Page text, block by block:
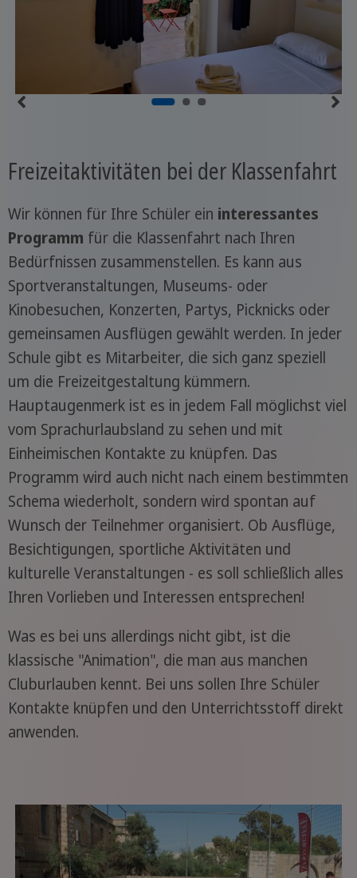
Freizeitaktivitäten bei der Klassenfahrt
Wir können für Ihre Schüler ein interessantes
Programm für die Klassenfahrt nach Ihren
Bedürfnissen zusammenstellen. Es kann aus
Sportveranstaltungen, Museums- oder
Kinobesuchen, Konzerten, Partys, Picknicks oder
gemeinsamen Ausflügen gewählt werden. In jeder
Schule gibt es Mitarbeiter, die sich ganz speziell
um die Freizeitgestaltung kümmern.
Hauptaugenmerk ist es in jedem Fall möglichst viel
vom Sprachurlaubsland zu sehen und mit
Einheimischen Kontakte zu knüpfen. Das
Programm wird auch nicht nach einem bestimmten
Schema wiederholt, sondern wird spontan auf
Wunsch der Teilnehmer organisiert. Ob Ausflüge,
Besichtigungen, sportliche Aktivitäten und
kulturelle Veranstaltungen - es soll schließlich alles
Ihren Vorlieben und Interessen entsprechen!
Was es bei uns allerdings nicht gibt, ist die
klassische "Animation", die man aus manchen
Cluburlauben kennt. Bei uns sollen Ihre Schüler
Kontakte knüpfen und den Unterrichtsstoff direkt
anwenden.